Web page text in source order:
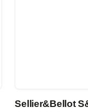
Sellier&Bellot